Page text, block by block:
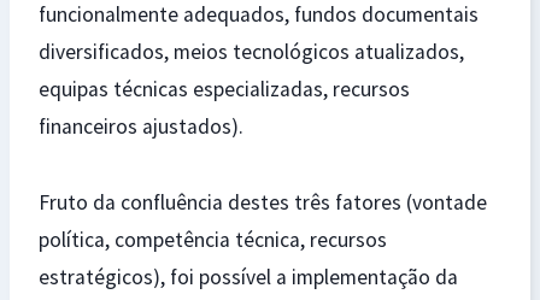
funcionalmente adequados, fundos documentais
diversificados, meios tecnológicos atualizados,
equipas técnicas especializadas, recursos
financeiros ajustados).
Fruto da confluência destes três fatores (vontade
política, competência técnica, recursos
estratégicos), foi possível a implementação da